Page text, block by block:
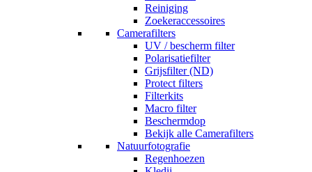
Reiniging
Zoekeraccessoires
Camerafilters
UV / bescherm filter
Polarisatiefilter
Grijsfilter (ND)
Protect filters
Filterkits
Macro filter
Beschermdop
Bekijk alle Camerafilters
Natuurfotografie
Regenhoezen